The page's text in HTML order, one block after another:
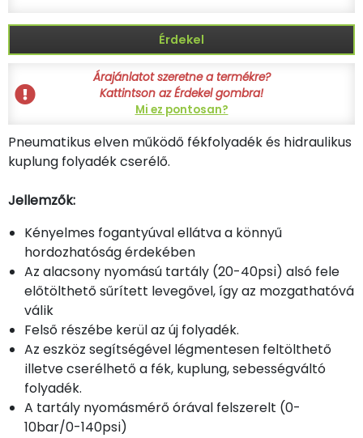
Érdekel
Árajánlatot szeretne a termékre?
Kattintson az Érdekel gombra!
Mi ez pontosan?
Pneumatikus elven működő fékfolyadék és hidraulikus
kuplung folyadék cserélő.
Jellemzők:
Kényelmes fogantyúval ellátva a könnyű
hordozhatóság érdekében
Az alacsony nyomású tartály (20-40psi) alsó fele
előtölthető sűrített levegővel, így az mozgathatóvá
válik
Felső részébe kerül az új folyadék.
Az eszköz segítségével légmentesen feltölthető
illetve cserélhető a fék, kuplung, sebességváltó
folyadék.
A tartály nyomásmérő órával felszerelt (0-
10bar/0-140psi)